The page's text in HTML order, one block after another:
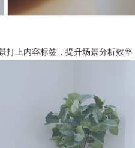
上内容标签，提升场景分析效率